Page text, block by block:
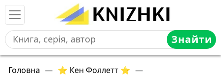
Знайти
Головна — ⭐ Кен Фоллетт ⭐ —